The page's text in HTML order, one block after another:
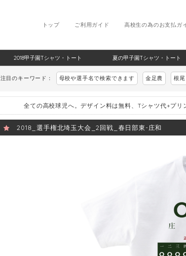
高校生の為のお支払ガ
ご利用ガイド
トップ
2018甲子園Tシャツ・トート 夏の甲子園Tシャツ・トート
注目のキーワード： 母校や選手名で検索できます 金足農 根尾
全ての高校球児へ。デザイン料は無料、Tシャツ代+プリ
2018_選手権北埼玉大会_2回戦_春日部東-庄和